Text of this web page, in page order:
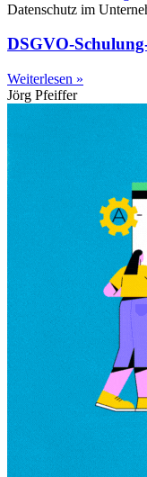
Datenschutz im
DSGVO-
Weiterlesen »
Jörg Pfeiffer